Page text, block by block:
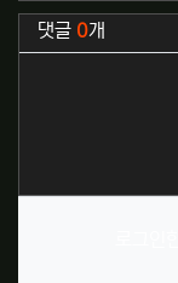
관련자료
댓글 0개